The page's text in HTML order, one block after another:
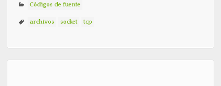
Códigos de fuente
archivos socket tcp